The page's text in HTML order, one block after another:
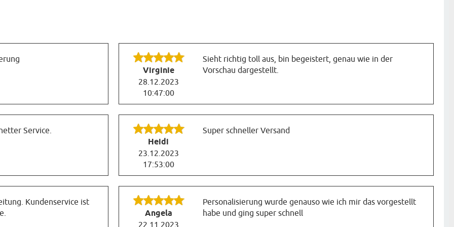
Virginie
28.12.2023
10:47:00
Sieht richtig toll aus, bin begeistert, genau wie in der
Vorschau dargestellt.
Service.
Heidi
23.12.2023
17:53:00
Super schneller Versand
Kundenservice ist
Angela
22.11.2023
Personalisierung wurde genauso wie ich mir das vorgestellt
habe und ging super schnell